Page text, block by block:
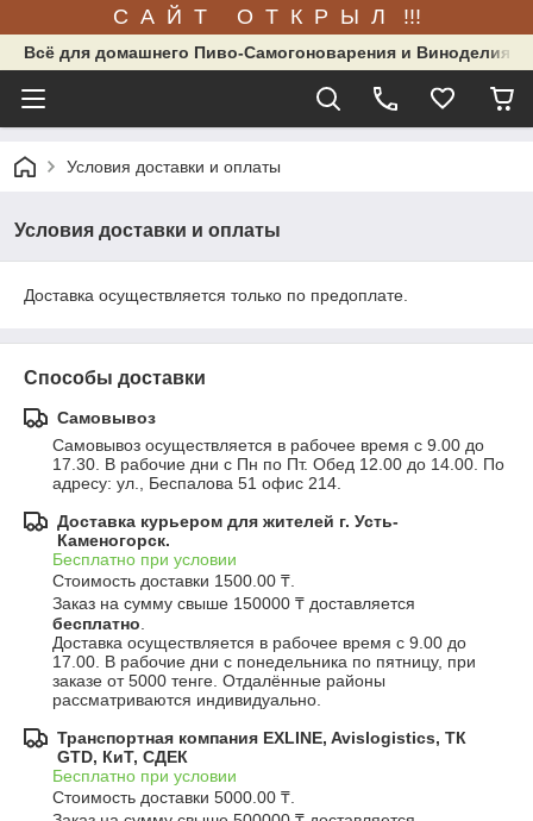
С А Й Т О Т К Р Ы Л !!!
Всё для домашнего Пиво-Самогоноварения и Виноделия.
Условия доставки и оплаты
Условия доставки и оплаты
Доставка осуществляется только по предоплате.
Способы доставки
Самовывоз
Самовывоз осуществляется в рабочее время с 9.00 до
17.30. В рабочие дни с Пн по Пт. Обед 12.00 до 14.00. По
адресу: ул., Беспалова 51 офис 214.
Доставка курьером для жителей г. Усть-
Каменогорск.
Бесплатно при условии
Стоимость доставки 1500.00 ₸.
бесплатно
Доставка осуществляется в рабочее время с 9.00 до
17.00. В рабочие дни с понедельника по пятницу, при
заказе от 5000 тенге. Отдалённые районы
рассматриваются индивидуально.
Транспортная компания EXLINE, Avislogistics, ТК
GTD, КиТ, СДЕК
Бесплатно при условии
Стоимость доставки 5000.00 ₸.